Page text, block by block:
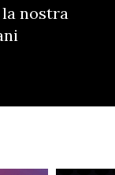
nostra